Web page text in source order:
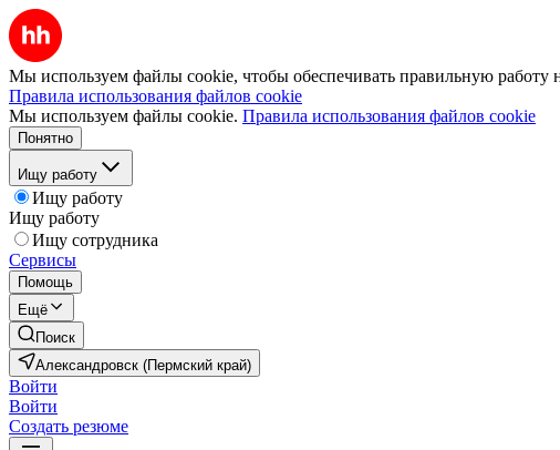
Мы используем файлы cookie, чтобы обеспечивать правильную работу
Правила использования файлов cookie
Мы используем файлы cookie. Правила использования файлов cookie
Понятно
Ищу работу
Ищу работу
Ищу работу
Ищу сотрудника
Сервисы
Помощь
Ещё
Поиск
Александровск (Пермский край)
Войти
Войти
Создать резюме